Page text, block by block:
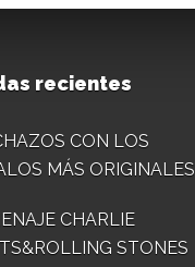
recientes
CON LOS
MÁS ORIGINALES
CHARLIE
STONES